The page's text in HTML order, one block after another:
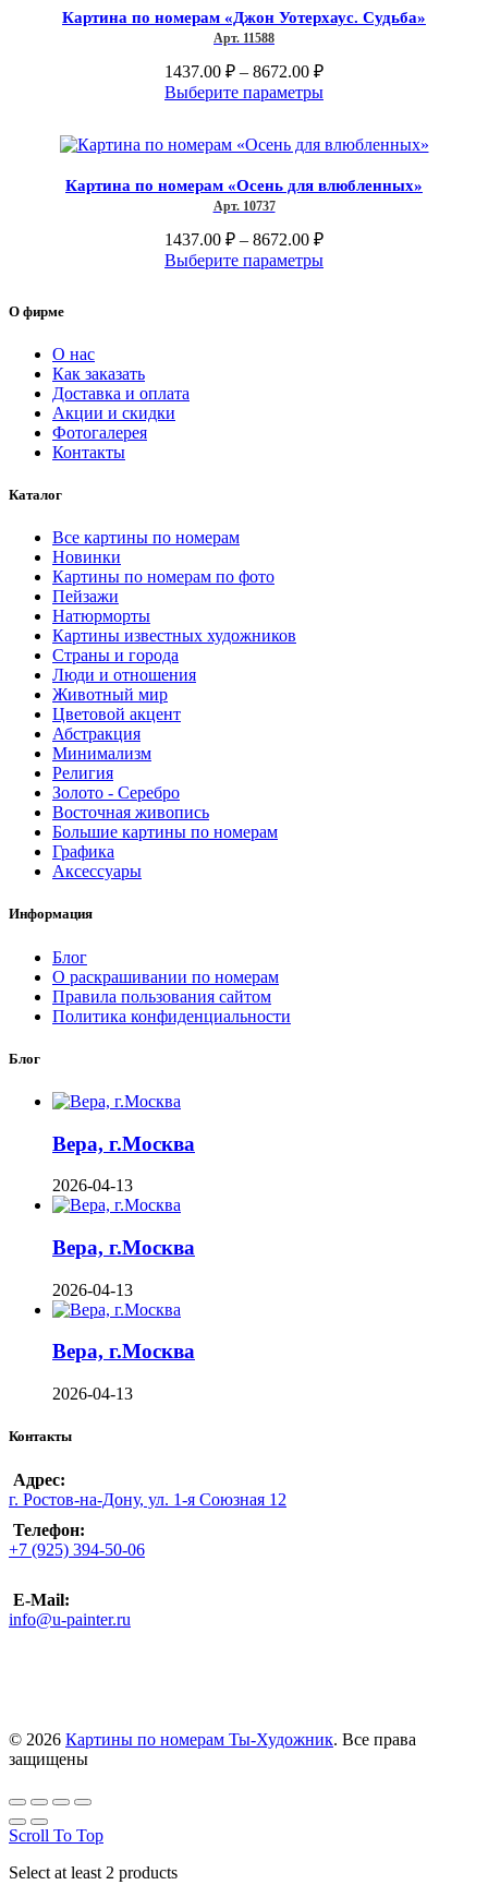
Опции
странице
Картина по номерам «Джон Уотерхаус. Судьба»
Арт. 11588
1437.00 ₽ – 8672.00 ₽Диапазон
цен:
8672.00 ₽
Выберите параметрыЭтот
несколько
Опции
странице
Картина по номерам «Осень для влюбленных»
Арт. 10737
1437.00 ₽ – 8672.00 ₽Диапазон
цен:
Выберите параметрыЭтот
О фирме
О нас
Как заказать
Доставка и оплата
Акции и скидки
Фотогалерея
Контакты
Каталог
Все картины по номерам
Новинки
Картины по номерам по фото
Пейзажи
Натюрморты
Картины известных художников
Страны и города
Люди и отношения
Животный мир
Цветовой акцент
Абстракция
Минимализм
Религия
Золото - Серебро
Восточная живопись
Большие картины по номерам
Графика
Аксессуары
Информация
Блог
О раскрашивании по номерам
Правила пользования сайтом
Политика конфиденциальности
Блог
Вера, г.Москва
2026-04-13
Вера, г.Москва
2026-04-13
Вера, г.Москва
2026-04-13
Контакты
Адрес:
г. Ростов-на-Дону, ул. 1-я Союзная 12
Телефон:
+7 (925) 394-50-06
E-Mail:
info@u-painter.ru
© 2026 Картины по номерам Ты-Художник. Все права
защищены
Scroll To Top
Select at least 2 products